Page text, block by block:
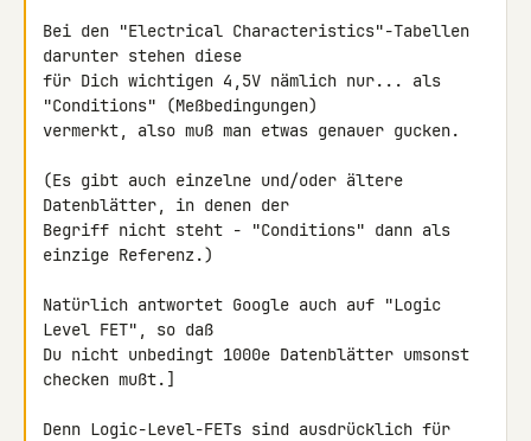
Bei den "Electrical Characteristics"-Tabellen
darunter stehen diese
für Dich wichtigen 4,5V nämlich nur... als
"Conditions" (Meßbedingungen)
vermerkt, also muß man etwas genauer gucken.
(Es gibt auch einzelne und/oder ältere
Datenblätter, in denen der
Begriff nicht steht - "Conditions" dann als
einzige Referenz.)
Natürlich antwortet Google auch auf "Logic
Level FET", so daß
Du nicht unbedingt 1000e Datenblätter umsonst
checken mußt.]
Denn Logic-Level-FETs sind ausdrücklich für